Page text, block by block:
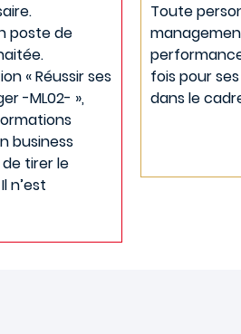
poste de
« Réussir ses
-ML02- »,
business
tirer le
n’est
Toute
fois pour
dans le